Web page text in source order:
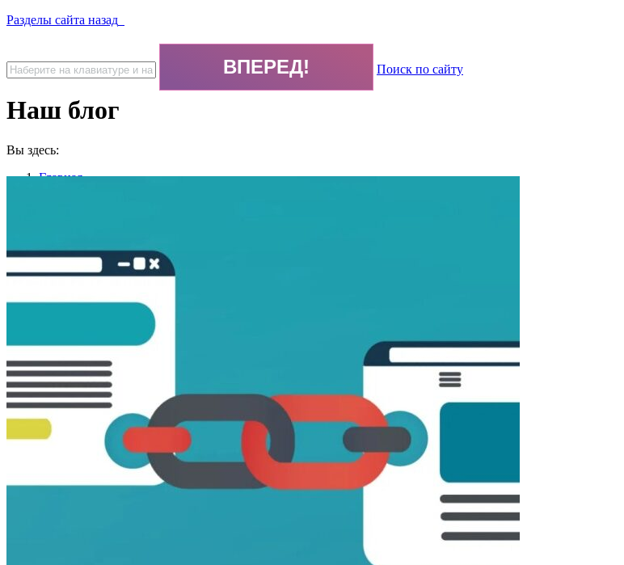
Разделы сайта назад
Поиск по сайту
Наш блог
Вы здесь:
Главная